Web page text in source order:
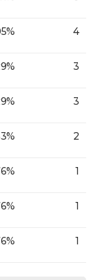
4
3
3
2
1
1
1